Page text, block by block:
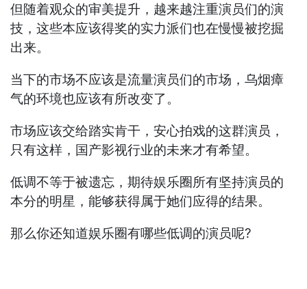
但随着观众的审美提升，越来越注重演员们的演
技，这些本应该得奖的实力派们也在慢慢被挖掘
出来。
当下的市场不应该是流量演员们的市场，乌烟瘴
气的环境也应该有所改变了。
市场应该交给踏实肯干，安心拍戏的这群演员，
只有这样，国产影视行业的未来才有希望。
低调不等于被遗忘，期待娱乐圈所有坚持演员的
本分的明星，能够获得属于她们应得的结果。
那么你还知道娱乐圈有哪些低调的演员呢?